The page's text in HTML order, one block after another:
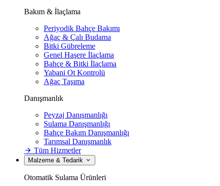
Bakım & İlaçlama
Periyodik Bahçe Bakımı
Ağaç & Çalı Budama
Bitki Gübreleme
Genel Haşere İlaçlama
Bahçe & Bitki İlaçlama
Yabani Ot Kontrolü
Ağaç Taşıma
Danışmanlık
Peyzaj Danışmanlığı
Sulama Danışmanlığı
Bahçe Bakım Danışmanlığı
Tarımsal Danışmanlık
Tüm Hizmetler
Malzeme & Tedarik
Otomatik Sulama Ürünleri